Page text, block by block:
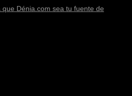
Dénia.com sea tu fuente de